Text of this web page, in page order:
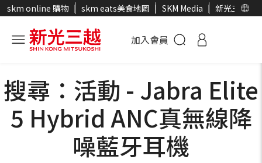
skm online 購物 skm eats美食地圖 SKM Media 新光三越官
加入會員
搜尋：活動 - Jabra Elite
5 Hybrid ANC真無線降
噪藍牙耳機